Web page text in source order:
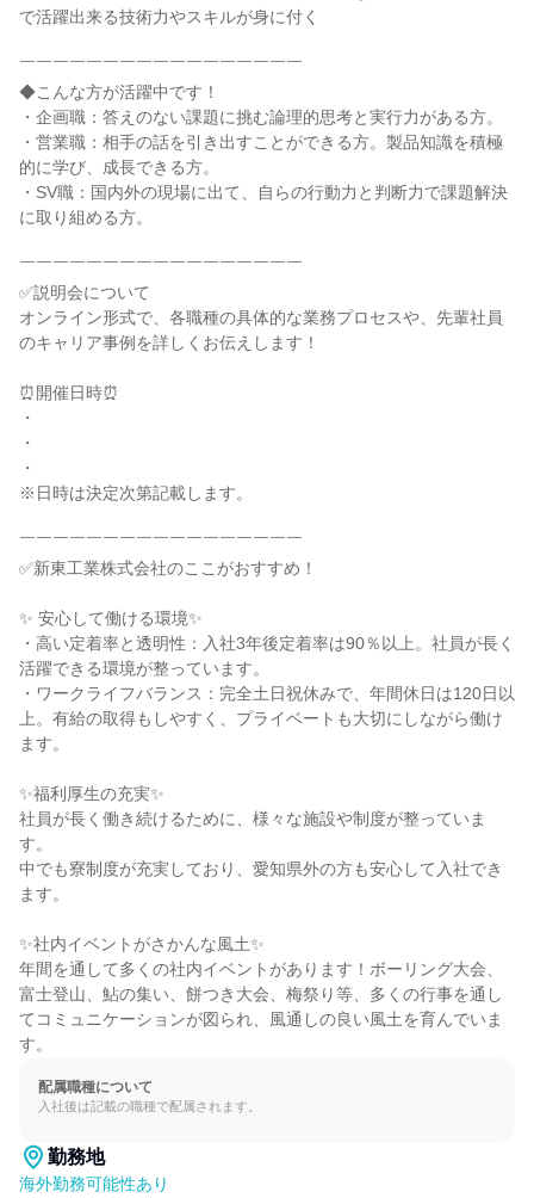
で活躍出来る技術力やスキルが身に付く
￣￣￣￣￣￣￣￣￣￣￣￣￣￣￣￣￣
◆こんな方が活躍中です！
・企画職：答えのない課題に挑む論理的思考と実行力がある方。
・営業職：相手の話を引き出すことができる方。製品知識を積極
的に学び、成長できる方。
・SV職：国内外の現場に出て、自らの行動力と判断力で課題解決
に取り組める方。
￣￣￣￣￣￣￣￣￣￣￣￣￣￣￣￣￣
✅説明会について
オンライン形式で、各職種の具体的な業務プロセスや、先輩社員
のキャリア事例を詳しくお伝えします！
⏰開催日時⏰
・
・
・
※日時は決定次第記載します。
￣￣￣￣￣￣￣￣￣￣￣￣￣￣￣￣￣
✅新東工業株式会社のここがおすすめ！
✨ 安心して働ける環境✨
・高い定着率と透明性：入社3年後定着率は90％以上。社員が長く
活躍できる環境が整っています。
・ワークライフバランス：完全土日祝休みで、年間休日は120日以
上。有給の取得もしやすく、プライベートも大切にしながら働け
ます。
✨福利厚生の充実✨
社員が長く働き続けるために、様々な施設や制度が整っていま
す。
中でも寮制度が充実しており、愛知県外の方も安心して入社でき
ます。
✨社内イベントがさかんな風土✨
年間を通して多くの社内イベントがあります！ボーリング大会、
富士登山、鮎の集い、餅つき大会、梅祭り等、多くの行事を通し
てコミュニケーションが図られ、風通しの良い風土を育んでいま
す。
配属職種について
入社後は記載の職種で配属されます。
勤務地
海外勤務可能性あり